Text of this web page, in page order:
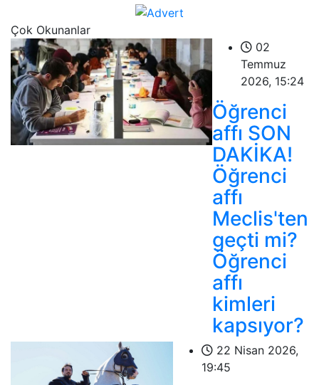
Çok Okunanlar
02
Temmuz
2026, 15:24
Öğrenci
affı SON
DAKİKA!
Öğrenci
affı
Meclis'ten
geçti mi?
Öğrenci
affı
kimleri
kapsıyor?
22 Nisan 2026,
19:45